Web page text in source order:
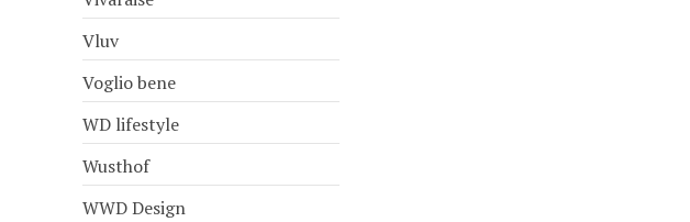
Vluv
Voglio bene
WD lifestyle
Wusthof
WWD Design